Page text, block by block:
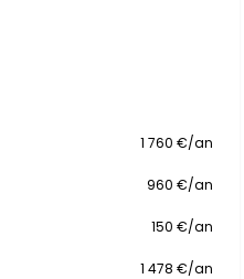
1 760 €/an
960 €/an
150 €/an
1 478 €/an